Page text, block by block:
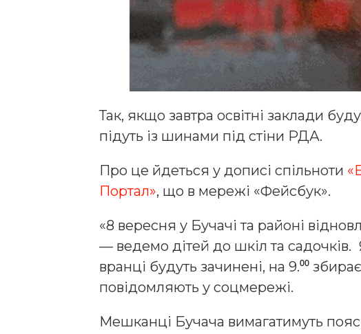
Так, якщо завтра освітні заклади
підуть із шинами під стіни РДА.
Про це йдеться у дописі спільноти
Портал», що в мережі «Фейсбук».
«8 вересня у Бучачі та районі
— ведемо дітей до шкіл та
вранці будуть зачинені, на 9.⁰⁰
повідомляють у соцмережі.
Мешканці Бучача вимагатимуть